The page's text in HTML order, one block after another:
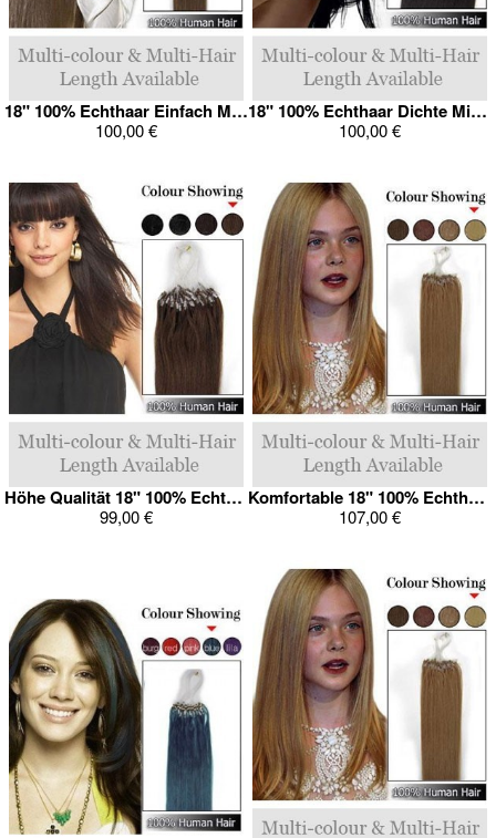
18" 100% Echthaar Einfach Micro Loop Verlängerung
100,00 €
18" 100% Echthaar Dichte Micro Loop Verlängerung
100,00 €
Höhe Qualität 18" 100% Echthaar Micro Loop Verlängerung
99,00 €
Komfortable 18" 100% Echthaar Micro Loop Verlängerung
107,00 €